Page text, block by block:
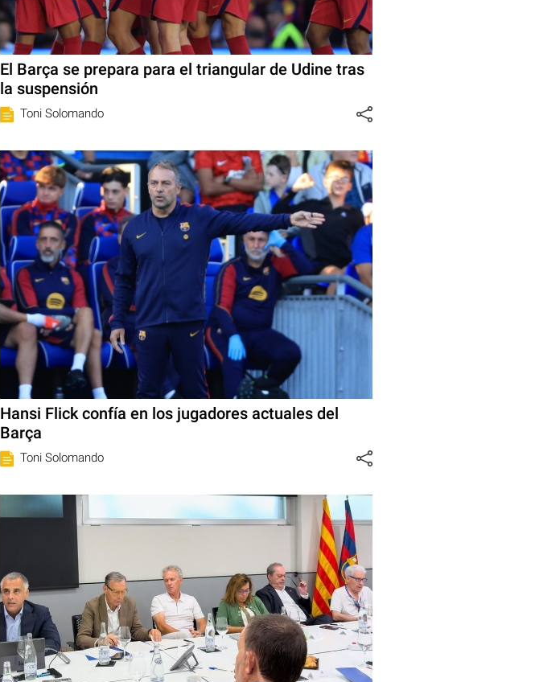
El Barça se prepara para el triangular de Udine tras
la suspensión
Toni Solomando
Hansi Flick confía en los jugadores actuales del
Barça
Toni Solomando